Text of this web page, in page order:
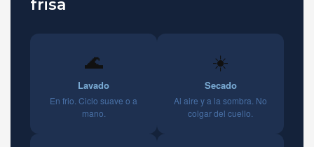
frisa
🌊
Lavado
En frio. Ciclo suave o a
mano.
☀️
Secado
Al aire y a la sombra. No
colgar del cuello.